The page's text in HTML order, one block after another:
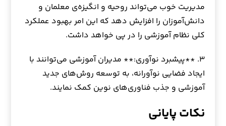
مدیریت خوب می‌تواند روحیه و انگیزه‌ی معلمان و
دانش‌آموزان را افزایش دهد که این امر بهبود عملکرد
کلی نظام آموزشی را در پی خواهد داشت.
۳. **پیشبرد نوآوری:** مدیران آموزشی می‌توانند با
ایجاد فضایی نوآورانه، به توسعه روش‌های جدید
آموزشی و جذب فناوری‌های نوین کمک نمایند.
نکات پایانی